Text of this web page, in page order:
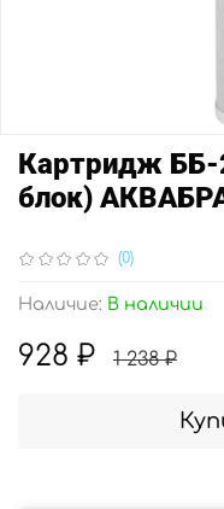
(0)
Наличие: В наличии
Картридж ББ-
блок)
928 ₽ 1 238 ₽